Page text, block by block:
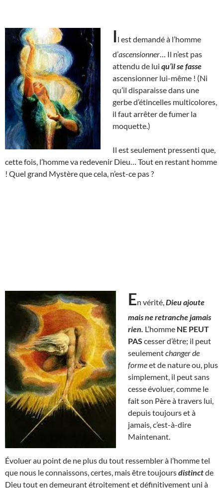
Il est demandé à l’homme
d’ascensionner … Il n’est pas
attendu de lui qu’il se fasse
ascensionner lui-même ! (Ni
qu’il disparaisse dans une
gerbe d’étincelles multicolores,
il faut arrêter de fumer la
moquette.)
Il est seulement pressenti que,
cette fois, l’homme va redevenir Dieu… Tout en restant homme
! Quel grand Mystère que cela, n’est-ce pas ?
En vérité, Dieu ajoute
mais ne retranche jamais
rien. L’homme NE PEUT
PAS cesser d’être; il peut
seulementchanger de
formeet de nature ou, plus
simplement, il peut sans
cesse évoluer, comme le
fait son Père à travers lui,
depuis toujours et à
jamais, c’est-à-dire
Maintenant.
Évoluer au point de ne plus du tout ressembler à l’homme tel
que nous le connaissons, certes, mais être toujoursdistinctde
Dieu tout en demeurant étroitement et définitivement uni à